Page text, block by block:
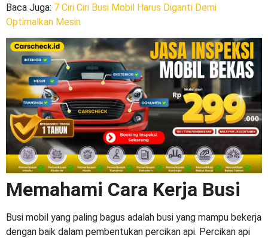
Baca Juga: 7 Ciri Ciri Busi Mobil Harus Diganti Demi
Optimalkan Mesin
Memahami Cara Kerja Busi
Busi mobil yang paling bagus adalah busi yang mampu bekerja
dengan baik dalam pembentukan percikan api. Percikan api